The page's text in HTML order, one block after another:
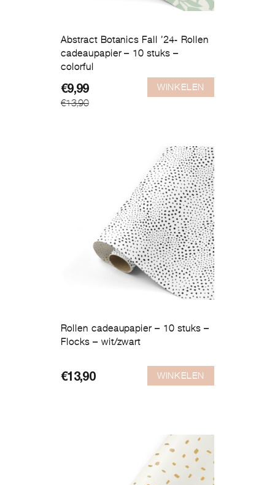
Abstract Botanics Fall ’24- Rollen
cadeaupapier – 10 stuks –
colorful
€13,90
Oorspronkelijke
prijs
€9,99
Huidige
prijs
WINKELEN
Rollen cadeaupapier – 10 stuks –
Flocks – wit/zwart
€13,90 WINKELEN